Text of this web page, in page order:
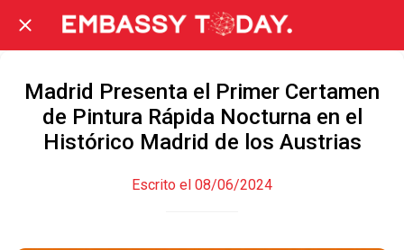
Madrid Presenta el Primer Certamen
de Pintura Rápida Nocturna en el
Histórico Madrid de los Austrias
Escrito el 08/06/2024